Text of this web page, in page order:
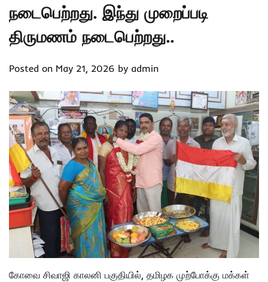
நடைபெற்றது. இந்து முறைப்படி
திருமணம் நடைபெற்றது..
Posted on May 21, 2026 by admin
கோவை சிவாஜி காலனி பகுதியில், தமிழக முற்போக்கு மக்கள்